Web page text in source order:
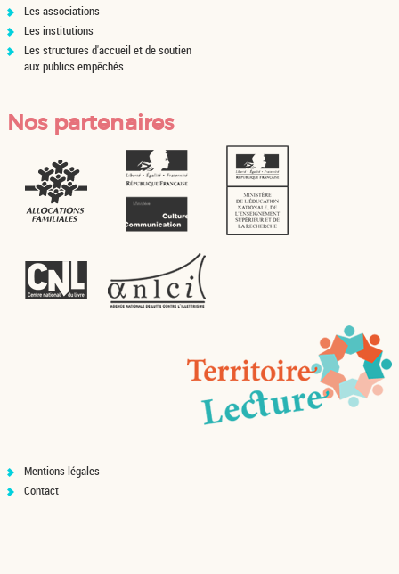
Les associations
Les institutions
Les structures d'accueil et de soutien
aux publics empêchés
Nos partenaires
Mentions légales
Contact